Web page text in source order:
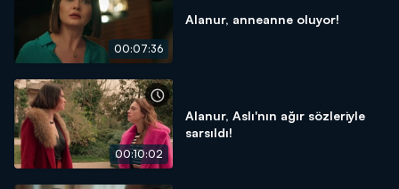
00:07:36
Alanur, anneanne oluyor!
00:10:02
Alanur, Aslı'nın ağır sözleriyle
sarsıldı!